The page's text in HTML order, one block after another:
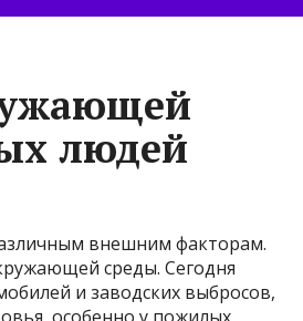
людей
внешним факторам.
среды. Сегодня
и заводских выбросов,